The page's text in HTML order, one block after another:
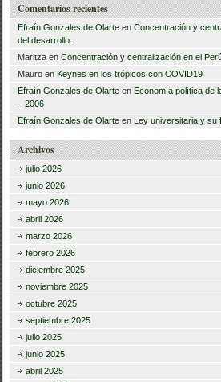
Comentarios recientes
Efraín Gonzales de Olarte enConcentración y
del desarrollo.
Maritza enConcentración y centralización en el
Mauro en Keynes en los trópicos con COVID19
Efraín Gonzales de Olarte en Economía política de
– 2006
Efraín Gonzales de Olarte en Ley universitaria y su
Archivos
julio 2026
junio 2026
mayo 2026
abril 2026
marzo 2026
febrero 2026
diciembre 2025
noviembre 2025
octubre 2025
septiembre 2025
julio 2025
junio 2025
abril 2025